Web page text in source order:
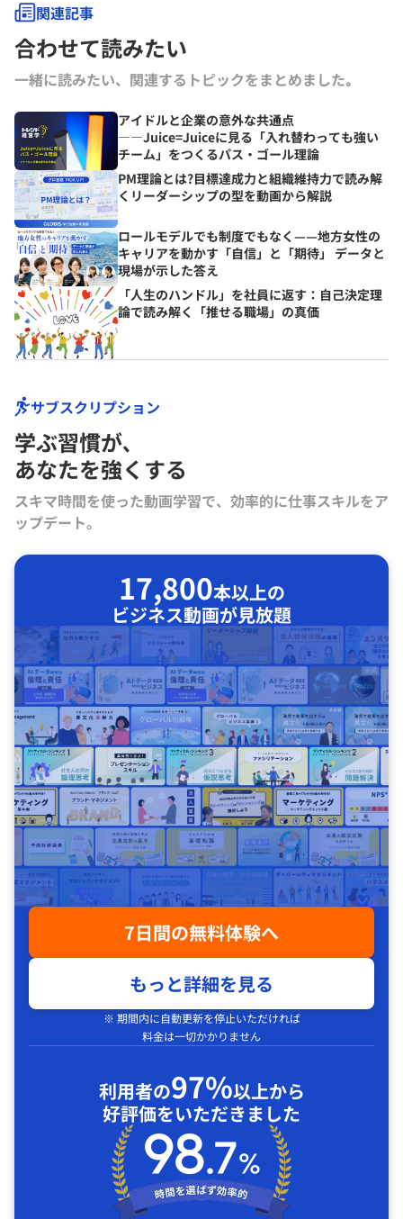
関連記事
合わせて読みたい
一緒に読みたい、関連するトピックをまとめました｡
アイドルと企業の意外な共通点
――Juice=Juiceに見る「入れ替わっても強い
チーム」をつくるパス・ゴール理論
PM理論とは?目標達成力と組織維持力で読み解
くリーダーシップの型を動画から解説
ロールモデルでも制度でもなく——地方女性の
キャリアを動かす「自信」と「期待」 データと
現場が示した答え
「人生のハンドル」を社員に返す：自己決定理
論で読み解く「推せる職場」の真価
サブスクリプション
学ぶ習慣が､
あなたを強くする
スキマ時間を使った動画学習で、効率的に仕事スキルをア
ップデート。
17,800本以上の
ビジネス動画が見放題
7日間の無料体験へ
もっと詳細を見る
※ 期間内に自動更新を停止いただければ
料金は一切かかりません
利用者の97%以上から
好評価をいただきました